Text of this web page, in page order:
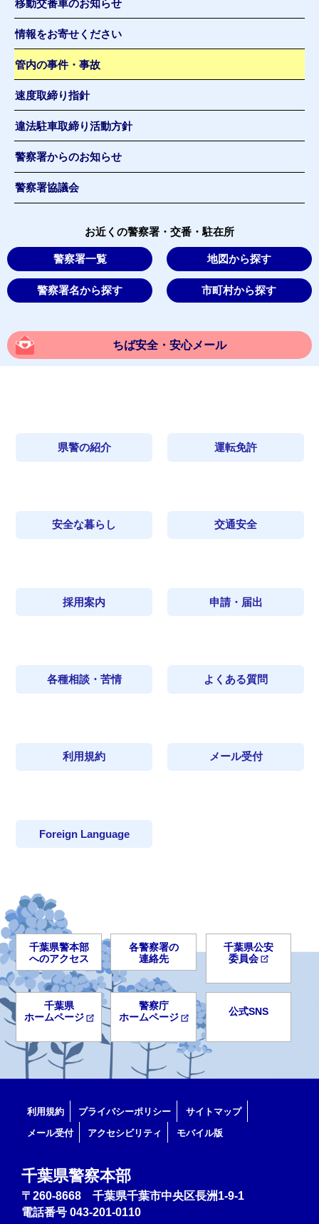
移動交番車のお知らせ
情報をお寄せください
管内の事件・事故
速度取締り指針
違法駐車取締り活動方針
警察署からのお知らせ
警察署協議会
お近くの警察署・交番・駐在所
警察署一覧 地図から探す
警察署名から探す 市町村から探す
ちば安全・安心メール
県警の紹介 運転免許
安全な暮らし 交通安全
採用案内 申請・届出
各種相談・苦情 よくある質問
利用規約 メール受付
Foreign Language
千葉県警本部
へのアクセス
各警察署の
連絡先
千葉県公安
委員会
千葉県
ホームページ
警察庁
ホームページ
公式SNS
利用規約 プライバシーポリシー
サイトマップ
メール受付
アクセシビリティ モバイル版
千葉県警察本部
〒260-8668 千葉県千葉市中央区長洲1-9-1
電話番号 043-201-0110